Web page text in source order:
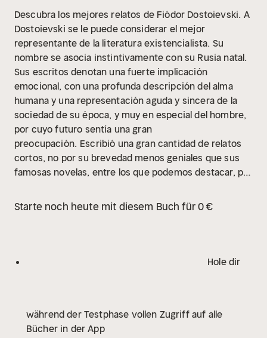
Descubra los mejores relatos de Fiódor Dostoievski. A
Dostoievski se le puede considerar el mejor
representante de la literatura existencialista. Su
nombre se asocia instintivamente con su Rusia natal.
Sus escritos denotan una fuerte implicación
emocional, con una profunda descripción del alma
humana y una representación aguda y sincera de la
sociedad de su época, y muy en especial del hombre,
por cuyo futuro sentía una gran
preocupación. Escribió una gran cantidad de relatos
cortos, no por su brevedad menos geniales que sus
famosas novelas, entre los que podemos destacar, por
seleccionados en esta excelente recopilación: Un
suicidios. En todos los relatos podemos apreciar la
Starte noch heute mit diesem Buch für 0 €
Hole dir
während der Testphase vollen Zugriff auf alle
Bücher in der App